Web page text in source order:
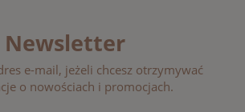
Newsletter
e-mail, jeżeli chcesz otrzymywać
o nowościach i promocjach.